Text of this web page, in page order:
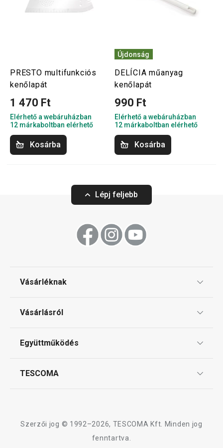
PRESTO multifunkciós
kenőlapát
1 470 Ft
Elérhető a webáruházban
12 márkaboltban elérhető
Kosárba
Újdonság
DELÍCIA műanyag
kenőlapát
990 Ft
Elérhető a webáruházban
12 márkaboltban elérhető
Kosárba
Lépj feljebb
Vásárléknak
Gyakori kérdések
Vásárlásról
Reklamáció és termékvisszaküldés
Együttműködés
TESCOMA
Szerzői jog © 1992–2026, TESCOMA Kft. Minden jog
fenntartva.